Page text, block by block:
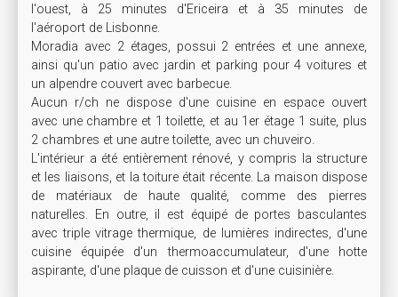
l'ouest, à 25 minutes d'Ericeira et à 35 minutes de
l'aéroport de Lisbonne.
Moradia avec 2 étages, possui 2 entrées et une annexe,
ainsi qu'un patio avec jardin et parking pour 4 voitures et
un alpendre couvert avec barbecue.
Aucun r/ch ne dispose d'une cuisine en espace ouvert
avec une chambre et 1 toilette, et au 1er étage 1 suite, plus
2 chambres et une autre toilette, avec un chuveiro.
L'intérieur a été entièrement rénové, y compris la structure
et les liaisons, et la toiture était récente. La maison dispose
de matériaux de haute qualité, comme des pierres
naturelles. En outre, il est équipé de portes basculantes
avec triple vitrage thermique, de lumières indirectes, d'une
cuisine équipée d'un thermoaccumulateur, d'une hotte